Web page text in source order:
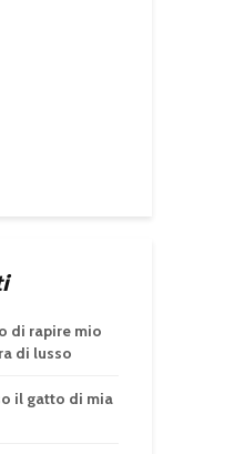
di rapire mio
di lusso
il gatto di mia